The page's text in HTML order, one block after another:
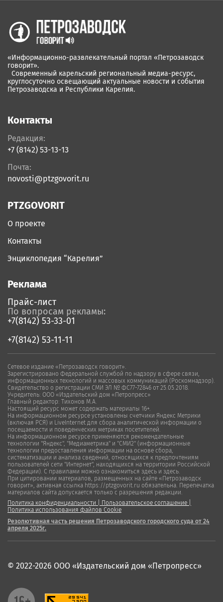
«Информационно-развлекательный портал «Петрозаводск
говорит».
Современный карельский региональный медиа-ресурс,
круглосуточно освещающий актуальные новости и события
Петрозаводска и Республики Карелия.
Контакты
Редакция:
+7 (8142) 53-13-13
Почта:
novosti@ptzgovorit.ru
PTZGOVORIT
О проекте
Контакты
Энциклопедия “Карелия”
Реклама
Прайс-лист
По вопросам рекламы:
+7(8142) 53-33-01
+7(8142) 53-11-11
Сетевое издание «Петрозаводск говорит».
Зарегистрировано Федеральной службой по надзору в сфере связи,
информационных технологий и массовых коммуникаций (Роскомнадзор).
Свидетельство о регистрации СМИ ЭЛ № ФС77-72846 от 25.05.2018.
Учредитель: ООО «Издательский дом «Петропресс»
Главный редактор: Тихонов М.А.
Настоящий ресурс может содержать материалы 16+.
На информационном ресурсе установлены счетчики Яндекс Метрики
(включая РСЯ) и LiveInternet для сбора аналитической информации о
посещаемости и поведенческих метриках посетителей.
На информационном ресурсе применяются рекомендательные
технологии "Яндекс", "Медиаметрика" и "СМИ2" (информационные
технологии предоставления информации на основе сбора,
систематизации и анализа сведений, относящихся к предпочтениям
пользователей сети "Интернет", находящихся на территории Российской
Федерации). С правилами можно ознакомиться здесь и здесь.
При цитировании материалов, размещенных на сайте «Петрозаводск
говорит», активная ссылка https://ptzgovorit.ru обязательна. Перепечатка
материалов сайта допускается только с разрешения редакции.
Политика конфиденциальности
Пользовательское соглашение
Политика использования файлов Cookie
Резолютивная часть решения Петрозаводского городского суда от 24
апреля 2025г.
© 2022-2026 ООО «Издательский дом «Петропресс»